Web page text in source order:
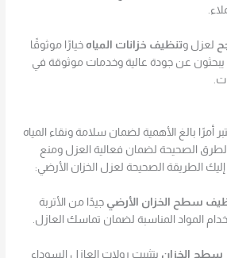
لعزل وتنظيف خزانات المياه خيارًا موثوقًا
يبحثون عن جودة عالية وخدمات موثوقة في
أمرًا بالغ الأهمية لضمان سلامة ونقاء المياه
الطرق الصحيحة لضمان فعالية العزل ومنع
إليك الطريقة الصحيحة لعزل الخزان الأرضي:
سطح الخزان الأرضي جيدًا من الأتربة
المواد المناسبة لضمان تماسك العازل.
سطح الخزان بتثبيت رولات العازل السوداء